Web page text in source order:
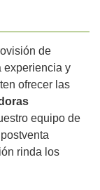
de
experiencia y
ofrecer las
equipo de
rinda los